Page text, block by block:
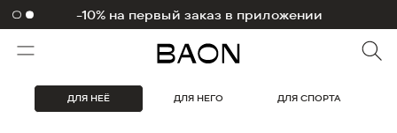
-10% на первый заказ в приложении
1000 бонусов на первый заказ
ДЛЯ НЕЁ ДЛЯ НЕГО ДЛЯ СПОРТА